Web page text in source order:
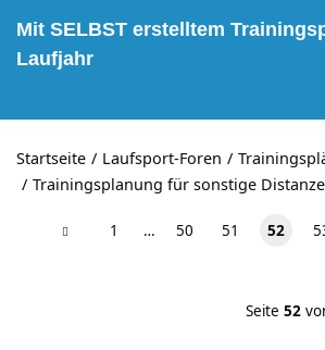
Mit SELBST erstelltem
Laufjahr
Startseite Laufsport-Foren
Trainingsplanung für sonstige
1 … 50 51 52
Seite 52